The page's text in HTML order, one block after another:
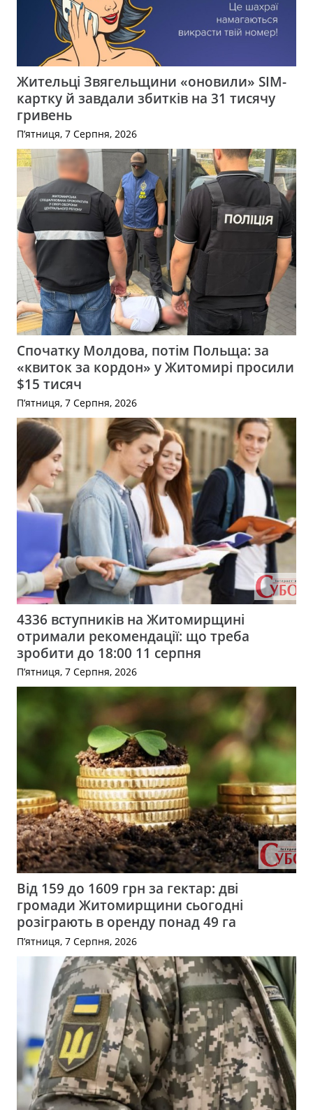
Жительці Звягельщини «оновили» SIM-
картку й завдали збитків на 31 тисячу
гривень
П’ятниця, 7 Серпня, 2026
Спочатку Молдова, потім Польща: за
«квиток за кордон» у Житомирі просили
$15 тисяч
П’ятниця, 7 Серпня, 2026
4336 вступників на Житомирщині
отримали рекомендації: що треба
зробити до 18:00 11 серпня
П’ятниця, 7 Серпня, 2026
Від 159 до 1609 грн за гектар: дві
громади Житомирщини сьогодні
розіграють в оренду понад 49 га
П’ятниця, 7 Серпня, 2026